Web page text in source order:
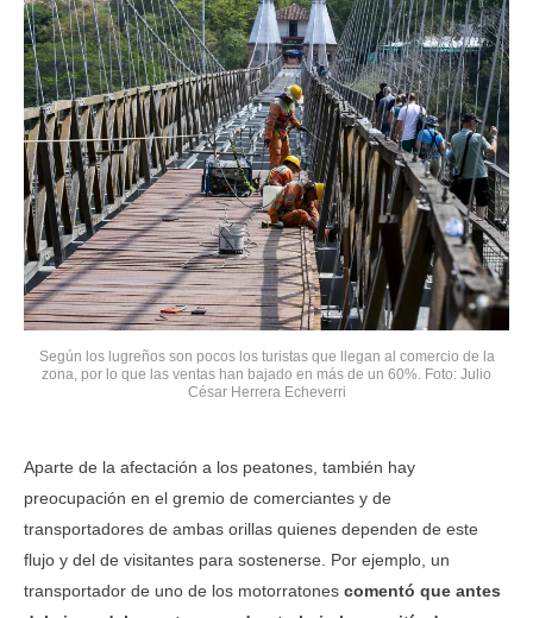
Según los lugreños son pocos los turistas que llegan al comercio de la
zona, por lo que las ventas han bajado en más de un 60%. Foto: Julio
César Herrera Echeverri
Aparte de la afectación a los peatones, también hay
preocupación en el gremio de comerciantes y de
transportadores de ambas orillas quienes dependen de este
flujo y del de visitantes para sostenerse. Por ejemplo, un
transportador de uno de los motorratones comentó que antes